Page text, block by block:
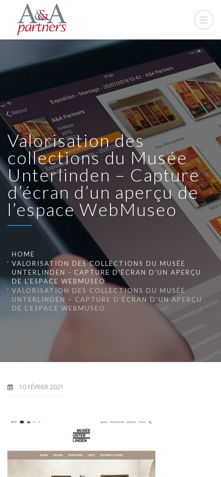
Valorisation des
collections du Musée
Unterlinden – Capture
d’écran d’un aperçu de
l’espace WebMuseo
HOME
VALORISATION DES COLLECTIONS DU MUSÉE
UNTERLINDEN - CAPTURE D'ÉCRAN D'UN APERÇU
DE L'ESPACE WEBMUSEO
VALORISATION DES COLLECTIONS DU MUSÉE
UNTERLINDEN – CAPTURE D’ÉCRAN D’UN APERÇU
DE L’ESPACE WEBMUSEO
10 FÉVRIER 2021